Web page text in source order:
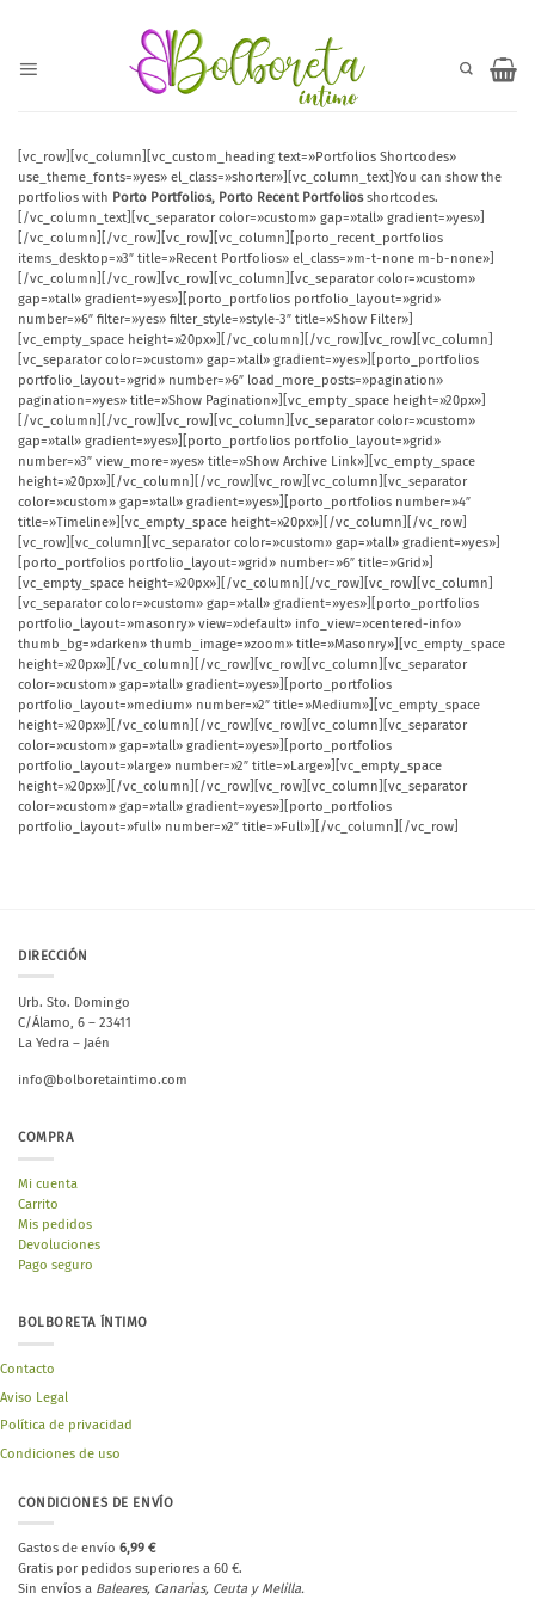
[vc_row][vc_column][vc_custom_heading text=»Portfolios Shortcodes»
use_theme_fonts=»yes» el_class=»shorter»][vc_column_text]You can show the
portfolios with Porto Portfolios, Porto Recent Portfoliosshortcodes.
[/vc_column_text][vc_separator color=»custom» gap=»tall» gradient=»yes»]
[/vc_column][/vc_row][vc_row][vc_column][porto_recent_portfolios
items_desktop=»3″ title=»Recent Portfolios» el_class=»m-t-none m-b-none»]
[/vc_column][/vc_row][vc_row][vc_column][vc_separator color=»custom»
gap=»tall» gradient=»yes»][porto_portfolios portfolio_layout=»grid»
number=»6″ filter=»yes» filter_style=»style-3″ title=»Show Filter»]
[vc_empty_space height=»20px»][/vc_column][/vc_row][vc_row][vc_column]
[vc_separator color=»custom» gap=»tall» gradient=»yes»][porto_portfolios
portfolio_layout=»grid» number=»6″ load_more_posts=»pagination»
pagination=»yes» title=»Show Pagination»][vc_empty_space height=»20px»]
[/vc_column][/vc_row][vc_row][vc_column][vc_separator color=»custom»
gap=»tall» gradient=»yes»][porto_portfolios portfolio_layout=»grid»
number=»3″ view_more=»yes» title=»Show Archive Link»][vc_empty_space
height=»20px»][/vc_column][/vc_row][vc_row][vc_column][vc_separator
color=»custom» gap=»tall» gradient=»yes»][porto_portfolios number=»4″
title=»Timeline»][vc_empty_space height=»20px»][/vc_column][/vc_row]
[vc_row][vc_column][vc_separator color=»custom» gap=»tall» gradient=»yes»]
[porto_portfolios portfolio_layout=»grid» number=»6″ title=»Grid»]
[vc_empty_space height=»20px»][/vc_column][/vc_row][vc_row][vc_column]
[vc_separator color=»custom» gap=»tall» gradient=»yes»][porto_portfolios
portfolio_layout=»masonry» view=»default» info_view=»centered-info»
thumb_bg=»darken» thumb_image=»zoom» title=»Masonry»][vc_empty_space
height=»20px»][/vc_column][/vc_row][vc_row][vc_column][vc_separator
color=»custom» gap=»tall» gradient=»yes»][porto_portfolios
portfolio_layout=»medium» number=»2″ title=»Medium»][vc_empty_space
height=»20px»][/vc_column][/vc_row][vc_row][vc_column][vc_separator
color=»custom» gap=»tall» gradient=»yes»][porto_portfolios
portfolio_layout=»large» number=»2″ title=»Large»][vc_empty_space
height=»20px»][/vc_column][/vc_row][vc_row][vc_column][vc_separator
color=»custom» gap=»tall» gradient=»yes»][porto_portfolios
portfolio_layout=»full» number=»2″ title=»Full»][/vc_column][/vc_row]
DIRECCIÓN
Urb. Sto. Domingo
C/Álamo, 6 – 23411
La Yedra – Jaén
info@bolboretaintimo.com
COMPRA
Mi cuenta
Carrito
Mis pedidos
Devoluciones
Pago seguro
BOLBORETA ÍNTIMO
Contacto
Aviso Legal
Política de privacidad
Condiciones de uso
CONDICIONES DE ENVÍO
Gastos de envío 6,99 €
Gratis por pedidos superiores a 60 €.
Sin envíos a Baleares, Canarias, Ceuta y Melilla.